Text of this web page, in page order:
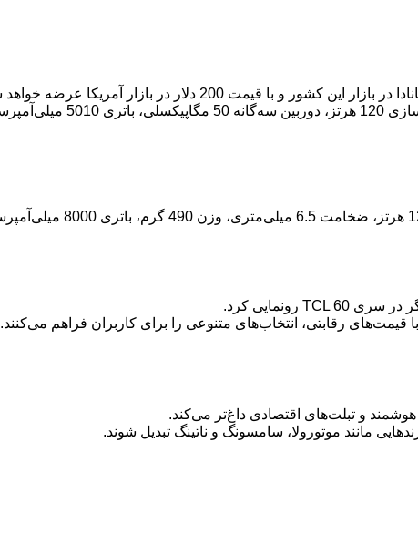
قیمت‌های رقابتی، انتخاب‌های متنوعی را برای کاربران فراهم می‌کنند.
مانند موتورولا، سامسونگ و ناتینگ تبدیل شوند.